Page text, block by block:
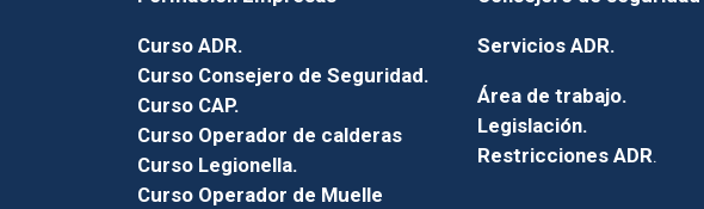
Curso ADR.
Curso Consejero de Seguridad.
Curso CAP.
Curso Operador de calderas
Curso Legionella.
Curso Operador de Muelle
Servicios ADR.
Área de trabajo.
Legislación.
Restricciones ADR.